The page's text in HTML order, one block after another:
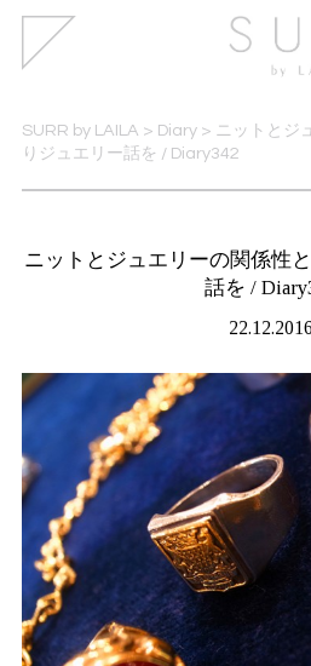
SURR by LAILA > Diary> ニットとジ
りジュエリー話を / Diary342
ニットとジュエリーの関係性
話を /
22.12.2016